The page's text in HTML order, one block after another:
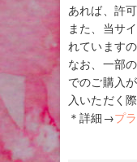
あれば、許
また、当サ
れています
なお、一部
でのご購入
入いただく
＊詳細→プ